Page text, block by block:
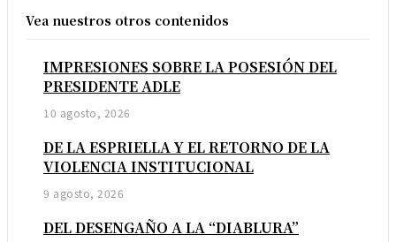
Vea nuestros otros contenidos
IMPRESIONES SOBRE LA POSESIÓN DEL
PRESIDENTE ADLE
10 agosto, 2026
DE LA ESPRIELLA Y EL RETORNO DE LA
VIOLENCIA INSTITUCIONAL
9 agosto, 2026
DEL DESENGAÑO A LA “DIABLURA”